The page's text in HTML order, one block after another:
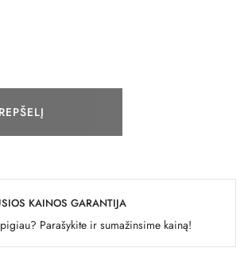
KAINOS GARANTIJA
Parašykite ir sumažinsime kainą!